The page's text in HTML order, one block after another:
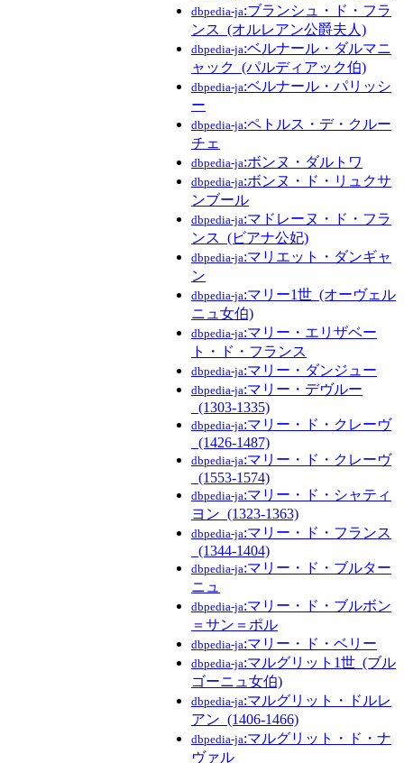
dbpedia-ja:ブランシュ・ド・フラ
ンス_(オルレアン公爵夫人)
dbpedia-ja:ベルナール・ダルマニ
ャック_(パルディアック伯)
dbpedia-ja:ベルナール・パリッシ
ー
dbpedia-ja:ペトルス・デ・クルー
チェ
dbpedia-ja:ボンヌ・ダルトワ
dbpedia-ja:ボンヌ・ド・リュクサ
ンブール
dbpedia-ja:マドレーヌ・ド・フラ
ンス_(ビアナ公妃)
dbpedia-ja:マリエット・ダンギャ
ン
dbpedia-ja:マリー1世_(オーヴェル
ニュ女伯)
dbpedia-ja:マリー・エリザベー
ト・ド・フランス
dbpedia-ja:マリー・ダンジュー
dbpedia-ja:マリー・デヴルー
_(1303-1335)
dbpedia-ja:マリー・ド・クレーヴ
_(1426-1487)
dbpedia-ja:マリー・ド・クレーヴ
_(1553-1574)
dbpedia-ja:マリー・ド・シャティ
ヨン_(1323-1363)
dbpedia-ja:マリー・ド・フランス
_(1344-1404)
dbpedia-ja:マリー・ド・ブルター
ニュ
dbpedia-ja:マリー・ド・ブルボン
＝サン＝ポル
dbpedia-ja:マリー・ド・ベリー
dbpedia-ja:マルグリット1世_(ブル
ゴーニュ女伯)
dbpedia-ja:マルグリット・ドルレ
アン_(1406-1466)
dbpedia-ja:マルグリット・ド・ナ
ヴァル